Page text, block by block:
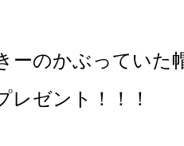
ーのかぶっていた
レゼント！！！